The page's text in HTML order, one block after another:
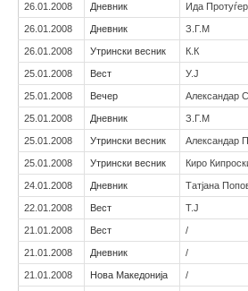
26.01.2008 Дневник Ида Протуѓер
26.01.2008 Дневник З.Г.М
26.01.2008 Утрински весник К.К
25.01.2008 Вест У.Ј
25.01.2008 Вечер Александар
25.01.2008 Дневник З.Г.М
25.01.2008 Утрински весник Александар
25.01.2008 Утрински весник Киро
24.01.2008 Дневник Татјана
22.01.2008 Вест Т.Ј
21.01.2008 Вест /
21.01.2008 Дневник /
21.01.2008 Нова Македонија /